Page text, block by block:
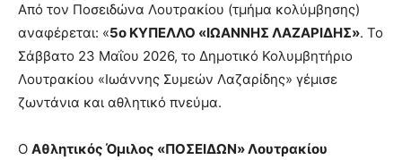
Από τον Ποσειδώνα Λουτρακίου (τμήμα κολύμβησης)
αναφέρεται: «5ο ΚΥΠΕΛΛΟ «ΙΩΑΝΝΗΣ ΛΑΖΑΡΙΔΗΣ». Το
Σάββατο 23 Μαΐου 2026, το Δημοτικό Κολυμβητήριο
Λουτρακίου «Ιωάννης Συμεών Λαζαρίδης» γέμισε
ζωντάνια και αθλητικό πνεύμα.
Ο Αθλητικός Όμιλος «ΠΟΣΕΙΔΩΝ» Λουτρακίου